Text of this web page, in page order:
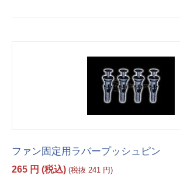
ファン固定用ラバープッシュピン
265 円 (税込) (税抜 241 円)